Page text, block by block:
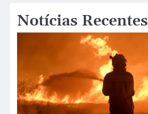
Notícias Recentes